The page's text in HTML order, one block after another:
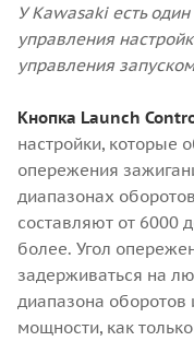
У Kawasaki есть
управления
управления запуском
Кнопка Launch
настройки, которые
опережения
диапазонах
составляют от 6000
более. Угол
задерживаться на
диапазона оборотов
мощности, как